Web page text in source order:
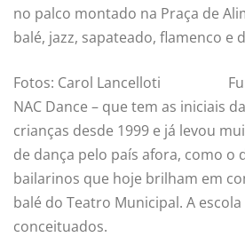
no palco montado na Praça de
balé, jazz, sapateado, flamenco e
Fotos: Carol Lancelloti
NAC Dance – que tem as iniciais
crianças desde 1999 e já levou
de dança pelo país afora, como o
bailarinos que hoje brilham em
balé do Teatro Municipal. A
conceituados.